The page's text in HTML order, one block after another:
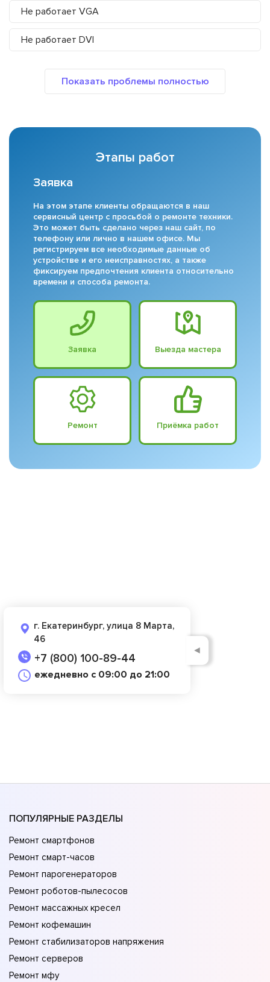
Не работает VGA
Не работает DVI
Этапы работ
Заявка
На этом этапе клиенты обращаются в наш
сервисный центр с просьбой о ремонте техники.
Это может быть сделано через наш сайт, по
телефону или лично в нашем офисе. Мы
регистрируем все необходимые данные об
устройстве и его неисправностях, а также
фиксируем предпочтения клиента относительно
времени и способа ремонта.
Заявка Выезда мастера
Ремонт Приёмка работ
г. Екатеринбург, улица 8 Марта,
46
+7 (800) 100-89-44
ежедневно с 09:00 до 21:00
◄
ПОПУЛЯРНЫЕ РАЗДЕЛЫ
Ремонт смартфонов
Ремонт смарт-часов
Ремонт парогенераторов
Ремонт роботов-пылесосов
Ремонт массажных кресел
Ремонт кофемашин
Ремонт стабилизаторов напряжения
Ремонт серверов
Ремонт мфу